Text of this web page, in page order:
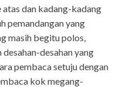
atas dan kadang-kadang
pemandangan yang
masih begitu polos,
desahan yang
pembaca setuju dengan
kok megang-